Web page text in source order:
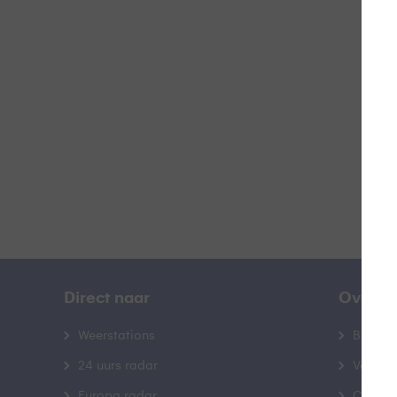
Direct naar
Weerstations
24 uurs radar
Over